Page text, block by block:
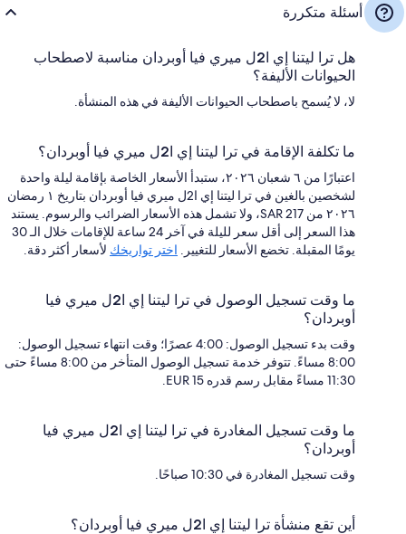
أسئلة متكررة
هل ترا ليتنا إي ا2ل ميري فيا أوبردان مناسبة لاصطحاب
الحيوانات الأليفة؟
لا، لا يُسمح باصطحاب الحيوانات الأليفة في هذه المنشأة.
ما تكلفة الإقامة في ترا ليتنا إي ا2ل ميري فيا أوبردان؟
اعتبارًا من ٦ شعبان ٢٠٢٦، ستبدأ الأسعار الخاصة بإقامة ليلة واحدة
لشخصين بالغين في ترا ليتنا إي ا2ل ميري فيا أوبردان بتاريخ ١ رمضان
٢٠٢٦ من SAR 217، ولا تشمل هذه الأسعار الضرائب والرسوم. يستند
هذا السعر إلى أقل سعر لليلة في آخر 24 ساعة للإقامات خلال الـ 30
يومًا المقبلة. تخضع الأسعار للتغيير. اختر تواريخك لأسعار أكثر دقة.
ما وقت تسجيل الوصول في ترا ليتنا إي ا2ل ميري فيا
أوبردان؟
وقت بدء تسجيل الوصول: 4:00 عصرًا؛ وقت انتهاء تسجيل الوصول:
8:00 مساءً. تتوفر خدمة تسجيل الوصول المتأخر من 8:00 مساءً حتى
11:30 مساءً مقابل رسم قدره EUR 15.
ما وقت تسجيل المغادرة في ترا ليتنا إي ا2ل ميري فيا
أوبردان؟
وقت تسجيل المغادرة في 10:30 صباحًا.
أين تقع منشأة ترا ليتنا إي ا2ل ميري فيا أوبردان؟